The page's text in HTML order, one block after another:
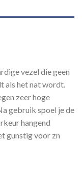
vezel die geen
als het nat wordt.
zeer hoge
gebruik spoel je de
hangend
gunstig voor zn